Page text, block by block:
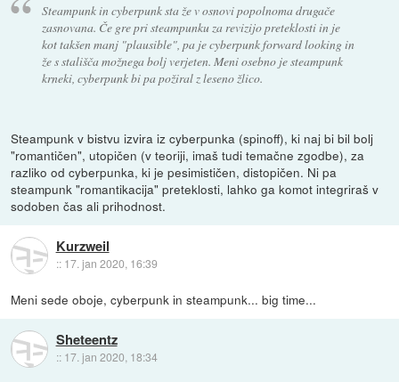
Steampunk in cyberpunk sta že v osnovi popolnoma drugače
zasnovana. Če gre pri steampunku za revizijo preteklosti in je
kot takšen manj "plausible", pa je cyberpunk forward looking in
že s stališča možnega bolj verjeten. Meni osebno je steampunk
krneki, cyberpunk bi pa požiral z leseno žlico.
Steampunk v bistvu izvira iz cyberpunka (spinoff), ki naj bi bil bolj
"romantičen", utopičen (v teoriji, imaš tudi temačne zgodbe), za
razliko od cyberpunka, ki je pesimističen, distopičen. Ni pa
steampunk "romantikacija" preteklosti, lahko ga komot integriraš v
sodoben čas ali prihodnost.
Kurzweil
:: 17. jan 2020, 16:39
Meni sede oboje, cyberpunk in steampunk... big time...
Sheteentz
:: 17. jan 2020, 18:34